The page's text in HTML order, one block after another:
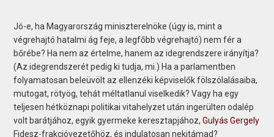
Jó-e, ha Magyarország miniszterelnöke (úgy is, mint a
végrehajtó hatalmi ág feje, a legfőbb végrehajtó) nem fér a
bőrébe? Ha nem az értelme, hanem az idegrendszere irányítja?
(Az idegrendszerét pedig ki tudja, mi.) Ha a parlamentben
folyamatosan beleüvölt az ellenzéki képviselők fölszólalásaiba,
mutogat, rötyög, tehát méltatlanul viselkedik? Vagy ha egy
teljesen hétköznapi politikai vitahelyzet után ingerülten odalép
volt barátjához, egyik gyermeke keresztapjához,Gulyás Gergely
Fidesz-frakcióvezetőhöz, és indulatosan nekitámad?